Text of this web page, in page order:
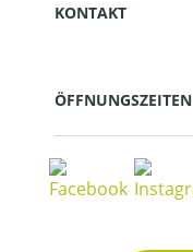
KONTAKT
ÖFFNUNGSZEITEN